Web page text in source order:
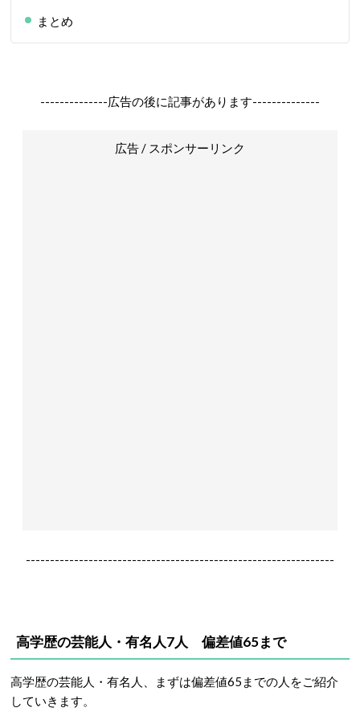
まとめ
--------------広告の後に記事があります--------------
広告 / スポンサーリンク
----------------------------------------------------------------
高学歴の芸能人・有名人7人 偏差値65まで
高学歴の芸能人・有名人、まずは偏差値65までの人をご紹介
していきます。